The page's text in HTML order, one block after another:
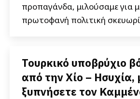
προπαγάνδα, μιλούσαμε για
πρωτοφανή πολιτική
Τουρκικό υποβρύχιο
από την Χίο – Ησυχία,
ξυπνήσετε τον